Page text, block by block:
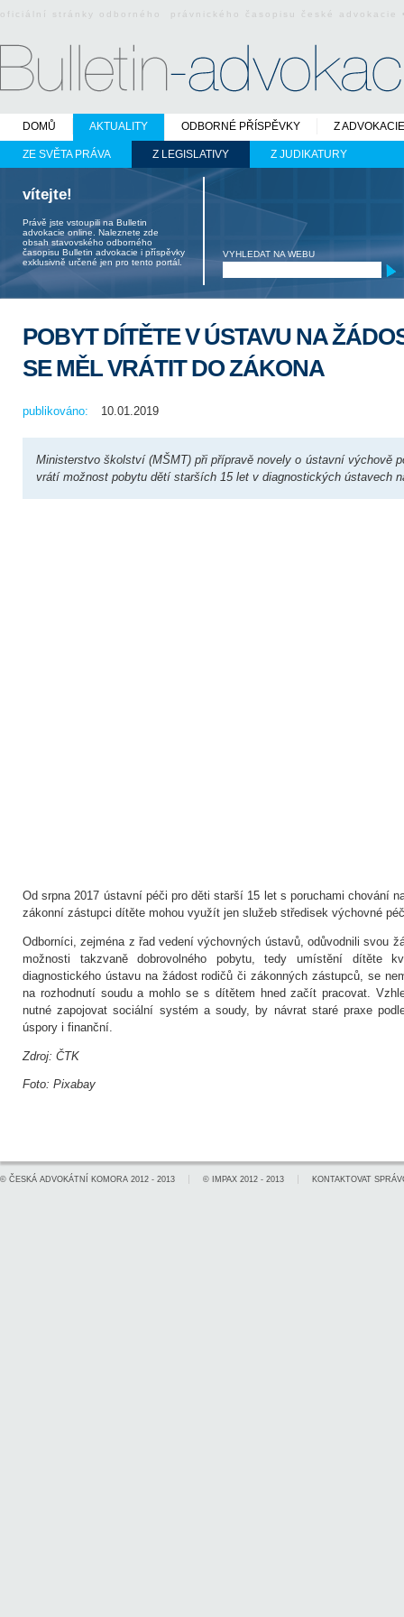
oficiální stránky odborného právnického časopisu české
DOMŮ AKTUALITY
ZE SVĚTA PRÁVA Z LEGISLATIVY Z JUDIKATURY
ODBORNÉ PŘÍSPĚVKY Z ADVOKACIE
vítejte!
Právě jste vstoupili na Bulletin
advokacie online. Naleznete zde
obsah stavovského odborného
časopisu Bulletin advokacie i příspěvky
exklusivně určené jen pro tento portál.
VYHLEDAT NA WEBU
POBYT DÍTĚTE V ÚSTAVU NA
SE MĚL VRÁTIT DO ZÁKONA
publikováno: 10.01.2019
Ministerstvo školství (MŠMT) při přípravě novely o ústavní výchově
vrátí možnost pobytu dětí starších 15 let v diagnostických ústavech
Od srpna 2017 ústavní péči pro děti starší 15 let s poruchami chování
zákonní zástupci dítěte mohou využít jen služeb středisek výchovné
Odborníci, zejména z řad vedení výchovných ústavů, odůvodnili svou
možnosti takzvaně dobrovolného pobytu, tedy umístění dítěte
diagnostického ústavu na žádost rodičů či zákonných zástupců, se
na rozhodnutí soudu a mohlo se s dítětem hned začít pracovat.
nutné zapojovat sociální systém a soudy, by návrat staré praxe
úspory i finanční.
Zdroj: ČTK
Foto: Pixabay
© ČESKÁ ADVOKÁTNÍ KOMORA 2012 - 2013 © IMPAX 2012 - 2013 KONTAKTOVAT